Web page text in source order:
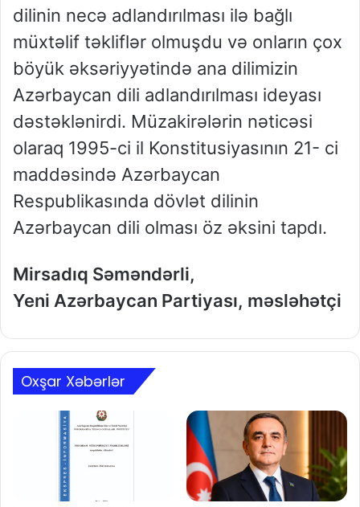
dilinin necə adlandırılması ilə bağlı
müxtəlif təkliflər olmuşdu və onların çox
böyük əksəriyyətində ana dilimizin
Azərbaycan dili adlandırılması ideyası
dəstəklənirdi. Müzakirələrin nəticəsi
olaraq 1995-ci il Konstitusiyasının 21- ci
maddəsində Azərbaycan
Respublikasında dövlət dilinin
Azərbaycan dili olması öz əksini tapdı.
Mirsadıq Səməndərli,
Yeni Azərbaycan Partiyası, məsləhətçi
Oxşar Xəbərlər